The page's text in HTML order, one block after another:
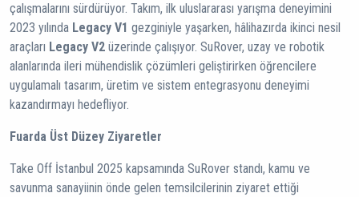
çalışmalarını sürdürüyor. Takım, ilk uluslararası yarışma deneyimini
2023 yılında Legacy V1 gezginiyle yaşarken, hâlihazırda ikinci nesil
araçları Legacy V2 üzerinde çalışıyor. SuRover, uzay ve robotik
alanlarında ileri mühendislik çözümleri geliştirirken öğrencilere
uygulamalı tasarım, üretim ve sistem entegrasyonu deneyimi
kazandırmayı hedefliyor.
Fuarda Üst Düzey Ziyaretler
Take Off İstanbul 2025 kapsamında SuRover standı, kamu ve
savunma sanayiinin önde gelen temsilcilerinin ziyaret ettiği